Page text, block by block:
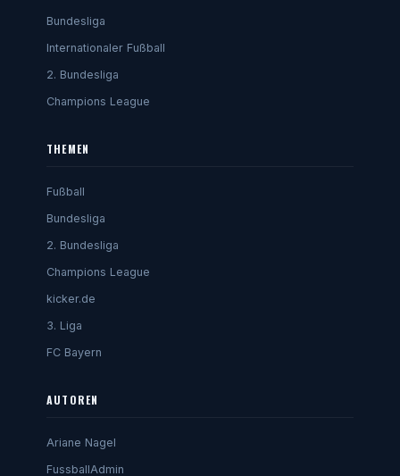
Bundesliga
Internationaler Fußball
2. Bundesliga
Champions League
THEMEN
Fußball
Bundesliga
2. Bundesliga
Champions League
kicker.de
3. Liga
FC Bayern
AUTOREN
Ariane Nagel
FussballAdmin